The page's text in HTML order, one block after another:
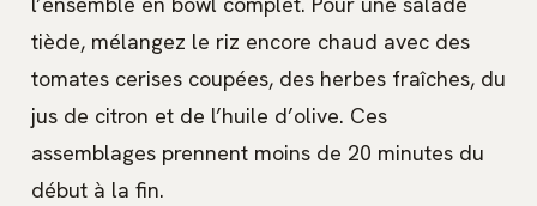
tiède, mélangez le riz encore chaud avec des
tomates cerises coupées, des herbes fraîches, du
jus de citron et de l’huile d’olive. Ces
assemblages prennent moins de 20 minutes du
début à la fin.